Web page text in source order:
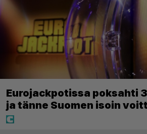
Eurojackpotissa poksahti
ja tänne Suomen isoin